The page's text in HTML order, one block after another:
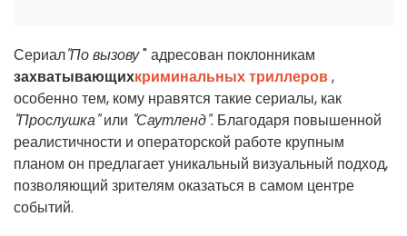
Сериал"По вызову" адресован поклонникам
захватывающихкриминальных триллеров,
особенно тем, кому нравятся такие сериалы, как
"Прослушка"или "Саутленд". Благодаря повышенной
реалистичности и операторской работе крупным
планом он предлагает уникальный визуальный подход,
позволяющий зрителям оказаться в самом центре
событий.